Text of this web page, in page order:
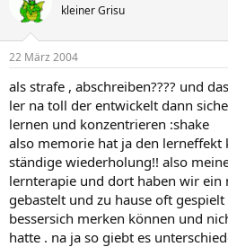
kleiner Grisu
22 März 2004
als strafe , abschreiben???? und
ler na toll der entwickelt dann
lernen und konzentrieren :shake
also memorie hat ja den lerneffekt
ständige wiederholung!! also
lernterapie und dort haben wir ein
gebastelt und zu hause oft
bessersich merken können und
hatte . na ja so giebt es